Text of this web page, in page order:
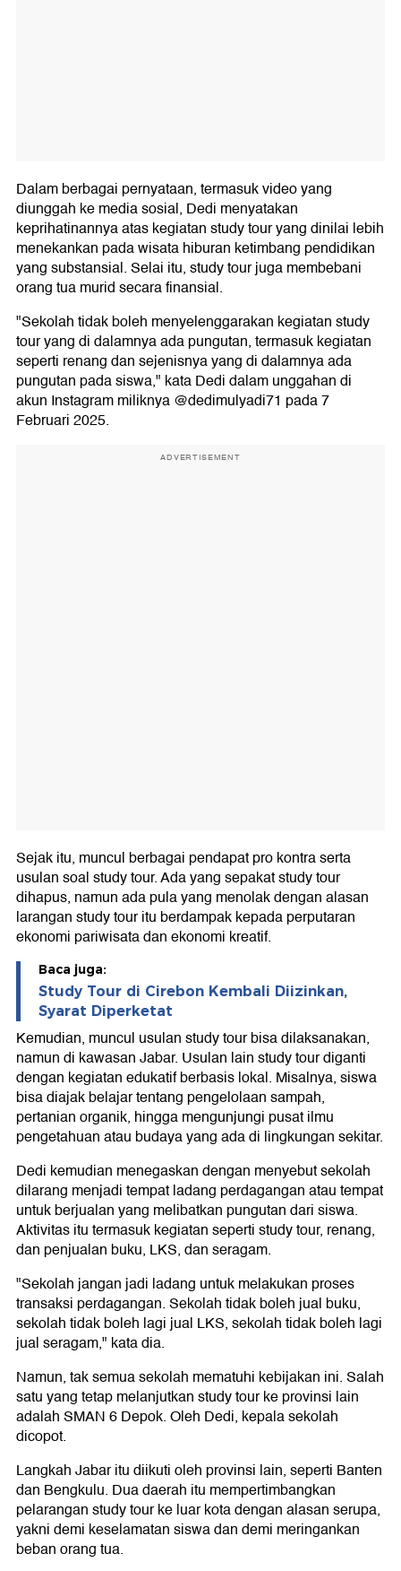
Dalam berbagai pernyataan, termasuk video yang
diunggah ke media sosial, Dedi menyatakan
keprihatinannya atas kegiatan study tour yang dinilai lebih
menekankan pada wisata hiburan ketimbang pendidikan
yang substansial. Selai itu, study tour juga membebani
orang tua murid secara finansial.
"Sekolah tidak boleh menyelenggarakan kegiatan study
tour yang di dalamnya ada pungutan, termasuk kegiatan
seperti renang dan sejenisnya yang di dalamnya ada
pungutan pada siswa," kata Dedi dalam unggahan di
akun Instagram miliknya @dedimulyadi71 pada 7
Februari 2025.
ADVERTISEMENT
Sejak itu, muncul berbagai pendapat pro kontra serta
usulan soal study tour. Ada yang sepakat study tour
dihapus, namun ada pula yang menolak dengan alasan
larangan study tour itu berdampak kepada perputaran
ekonomi pariwisata dan ekonomi kreatif.
Baca juga:
Study Tour di Cirebon Kembali Diizinkan,
Syarat Diperketat
Kemudian, muncul usulan study tour bisa dilaksanakan,
namun di kawasan Jabar. Usulan lain study tour diganti
dengan kegiatan edukatif berbasis lokal. Misalnya, siswa
bisa diajak belajar tentang pengelolaan sampah,
pertanian organik, hingga mengunjungi pusat ilmu
pengetahuan atau budaya yang ada di lingkungan sekitar.
Dedi kemudian menegaskan dengan menyebut sekolah
dilarang menjadi tempat ladang perdagangan atau tempat
untuk berjualan yang melibatkan pungutan dari siswa.
Aktivitas itu termasuk kegiatan seperti study tour, renang,
dan penjualan buku, LKS, dan seragam.
"Sekolah jangan jadi ladang untuk melakukan proses
transaksi perdagangan. Sekolah tidak boleh jual buku,
sekolah tidak boleh lagi jual LKS, sekolah tidak boleh lagi
jual seragam," kata dia.
Namun, tak semua sekolah mematuhi kebijakan ini. Salah
satu yang tetap melanjutkan study tour ke provinsi lain
adalah SMAN 6 Depok. Oleh Dedi, kepala sekolah
dicopot.
Langkah Jabar itu diikuti oleh provinsi lain, seperti Banten
dan Bengkulu. Dua daerah itu mempertimbangkan
pelarangan study tour ke luar kota dengan alasan serupa,
yakni demi keselamatan siswa dan demi meringankan
beban orang tua.